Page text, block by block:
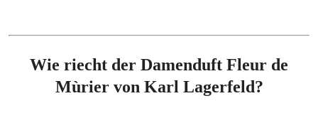
Wie riecht der Damenduft Fleur de
Mùrier von Karl Lagerfeld?